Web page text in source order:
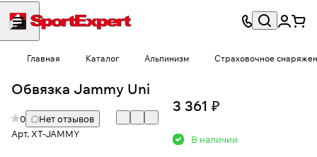
Главная Каталог Альпинизм Страховочное
Обвязка Jammy Uni
0
Нет отзывов
Арт. XT-JAMMY
3 361 ₽
В наличии